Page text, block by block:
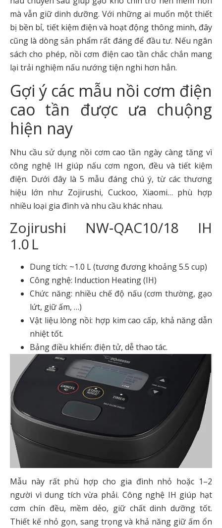
mà vẫn giữ dinh dưỡng. Với những ai muốn một thiết
bị bền bỉ, tiết kiệm điện và hoạt động thông minh, đây
cũng là dòng sản phẩm rất đáng để đầu tư. Nếu ngân
sách cho phép, nồi cơm điện cao tần chắc chắn mang
lại trải nghiệm nấu nướng tiện nghi hơn hẳn.
Gợi ý các mẫu nồi cơm điện
cao tần được ưa chuộng
hiện nay
Nhu cầu sử dụng nồi cơm cao tần ngày càng tăng vì
công nghệ IH giúp nấu cơm ngon, đều và tiết kiệm
điện. Dưới đây là 5 mẫu đáng chú ý, từ các thương
hiệu lớn như Zojirushi, Cuckoo, Xiaomi… phù hợp
nhiều loại gia đình và nhu cầu khác nhau.
Zojirushi NW‑QAC10/18 IH
1.0 L
Dung tích: ~1.0 L (tương đương khoảng 5.5 cup)
Công nghệ: Induction Heating (IH)
Chức năng: nhiều chế độ nấu (cơm thường, gạo
lứt, giữ ấm, …)
Vật liệu lòng nồi: hợp kim cao cấp, khả năng dẫn
nhiệt tốt.
Bảng điều khiển: điện tử, dễ thao tác.
Mẫu này rất phù hợp cho gia đình nhỏ hoặc 1–2
người vì dung tích vừa phải. Công nghệ IH giúp hạt
cơm chín đều, mềm dẻo, giữ chất dinh dưỡng tốt.
Thiết kế nhỏ gọn, sang trọng và khả năng giữ ấm ổn